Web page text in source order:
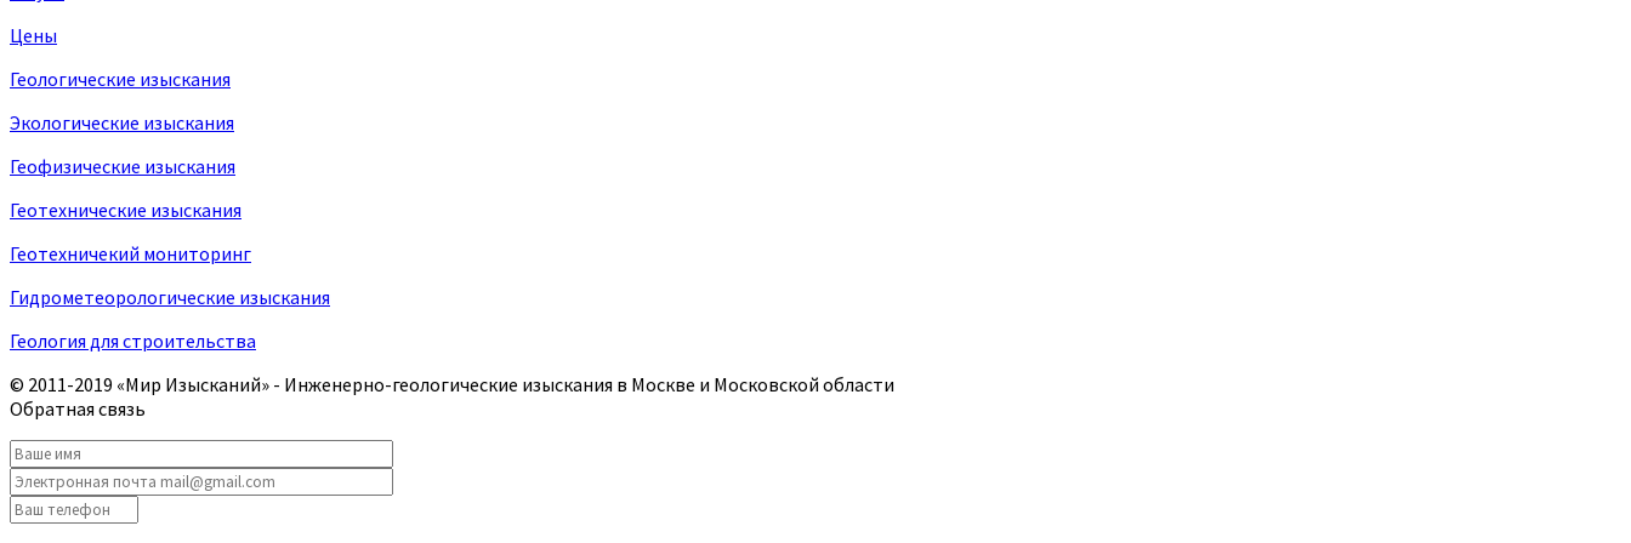
Цены
Геологические изыскания
Экологические изыскания
Геофизические изыскания
Геотехнические изыскания
Геотехничекий мониторинг
Гидрометеорологические изыскания
Геология для строительства
© 2011-2019 «Мир Изысканий» - Инженерно-геологические изыскания в Москве и Московской области
Обратная связь